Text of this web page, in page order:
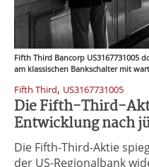
Fifth Third Bancorp US3167731005
am klassischen Bankschalter mit
Fifth Third, US3167731005
Die Fifth-Third-
Entwicklung nach
Die Fifth-Third-Aktie
der US-Regionalbank